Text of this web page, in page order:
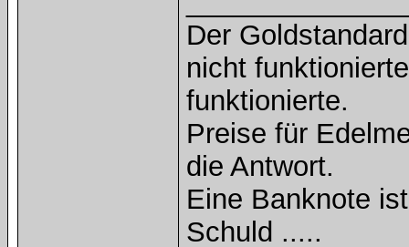
Der
nicht
funktionierte.
Preise für
die Antwort.
Eine Banknote
Schuld .....